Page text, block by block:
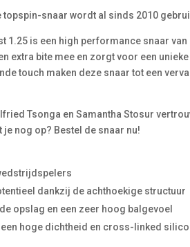
topspin-snaar wordt al sinds 2010
1.25 is een high performance snaar
extra bite mee en zorgt voor een
touch maken deze snaar tot een
Tsonga en Samantha Stosur
je nog op? Bestel de snaar nu!
dankzij de achthoekige structuur
opslag en een zeer hoog balgevoel
hoge dichtheid en cross-linked